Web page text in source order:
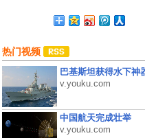
热门视频
巴基斯坦获得水下神
v.youku.com
中国航天完成壮举
v.youku.com